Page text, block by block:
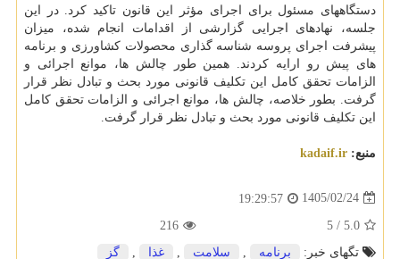
دستگاههای مسئول برای اجرای مؤثر این قانون تاکید کرد. در این
جلسه، نهادهای اجرایی گزارشی از اقدامات انجام شده، میزان
پیشرفت اجرای پروسه شناسه گذاری محصولات کشاورزی و برنامه
های پیش رو ارایه کردند. همین طور چالش ها، موانع اجرائی و
الزامات تحقق کامل این تکلیف قانونی مورد بحث و تبادل نظر قرار
گرفت. بطور خلاصه، چالش ها، موانع اجرائی و الزامات تحقق کامل
این تکلیف قانونی مورد بحث و تبادل نظر قرار گرفت.
منبع: kadaif.ir
1405/02/24
19:29:57
5.0
/
5
216
تگهای خبر:
برنامه سلامت غذا گز